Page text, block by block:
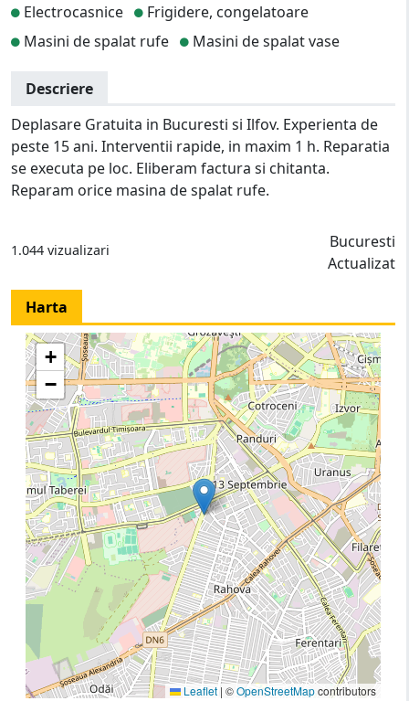
Electrocasnice
Frigidere, congelatoare
Masini de spalat rufe
Masini de spalat vase
Descriere
Deplasare Gratuita in Bucuresti si Ilfov. Experienta de
peste 15 ani. Interventii rapide, in maxim 1 h. Reparatia
se executa pe loc. Eliberam factura si chitanta.
Reparam orice masina de spalat rufe.
1.044 vizualizari
Bucuresti
Actualizat
Harta
+
−
Leaflet | ©OpenStreetMapcontributors